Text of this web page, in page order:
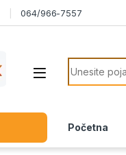
064/966-7557
Search for:
Početna